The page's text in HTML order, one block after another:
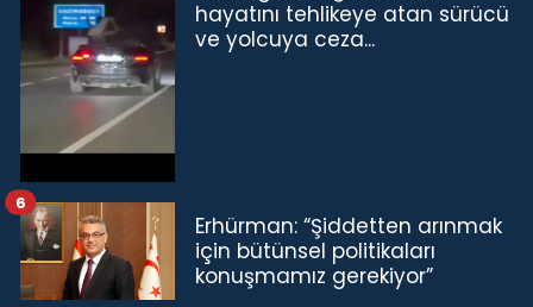
hayatını tehlikeye atan sürücü
ve yolcuya ceza...
Erhürman: “Şiddetten arınmak
için bütünsel politikaları
konuşmamız gerekiyor”
6